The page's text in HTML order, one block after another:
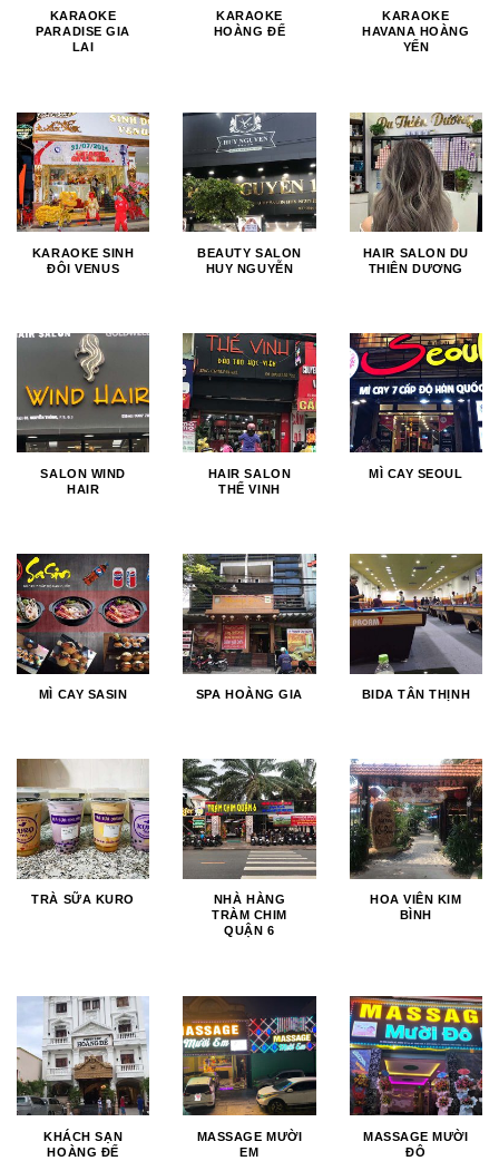
KARAOKE
PARADISE GIA
LAI
KARAOKE
HOÀNG ĐẾ
KARAOKE
HAVANA HOÀNG
YẾN
KARAOKE SINH
ĐÔI VENUS
BEAUTY SALON
HUY NGUYỄN
HAIR SALON DU
THIÊN DƯƠNG
SALON WIND
HAIR
HAIR SALON
THẾ VINH
MÌ CAY SEOUL
MÌ CAY SASIN SPA HOÀNG GIA BIDA TÂN THỊNH
TRÀ SỮA KURO
NHÀ HÀNG
TRÀM CHIM
QUẬN 6
HOA VIÊN KIM
BÌNH
KHÁCH SẠN
HOÀNG ĐẾ
MASSAGE MƯỜI
EM
MASSAGE MƯỜI
ĐÔ